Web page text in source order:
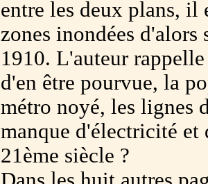
entre les deux plans, il
zones inondées d'alors
1910. L'auteur
d'en être pourvue, la
métro noyé, les lignes
manque d'électricité et
21ème siècle ?